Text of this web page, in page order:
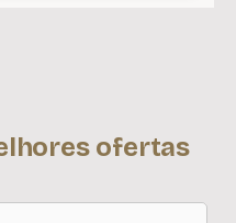
ofertas